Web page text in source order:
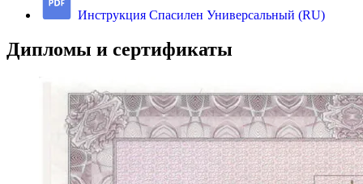
Инструкция Спасилен Универсальный (RU)
Дипломы и сертификаты